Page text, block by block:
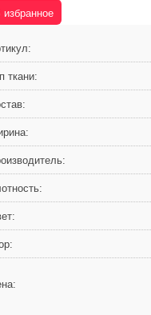
избранное
ткани: